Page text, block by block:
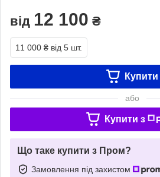
від 12 100 ₴
11 000 ₴ від 5 шт.
Купити
або
Купити з
Що таке купити з Пром?
Замовлення під захистом